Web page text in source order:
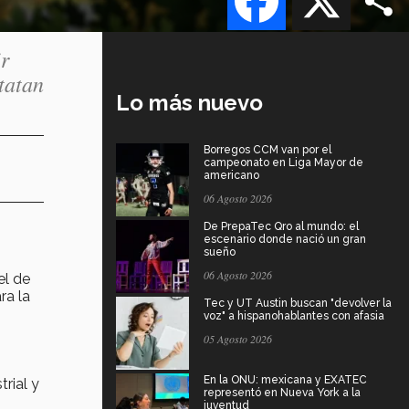
de
la
y
Lo más nuevo
Borregos CCM van por el
campeonato en Liga Mayor de
americano
06 Agosto 2026
De PrepaTec Qro al mundo: el
escenario donde nació un gran
sueño
06 Agosto 2026
Tec y UT Austin buscan "devolver la
voz" a hispanohablantes con afasia
05 Agosto 2026
En la ONU: mexicana y EXATEC
representó en Nueva York a la
juventud